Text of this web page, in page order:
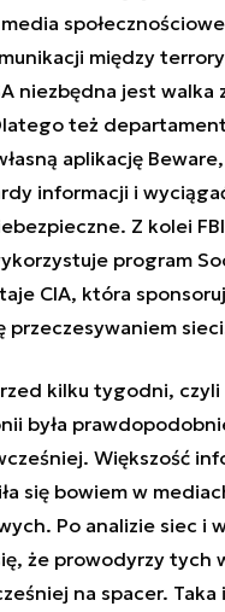
między
niezbędna jest walka
też
aplikację
informacji i
Z kolei
program
CIA, która
przeczesywaniem
kilku tygodni, czyli
była
Większość
się bowiem w
Po analizie siec i
że prowodyrzy tych
na spacer. Taka